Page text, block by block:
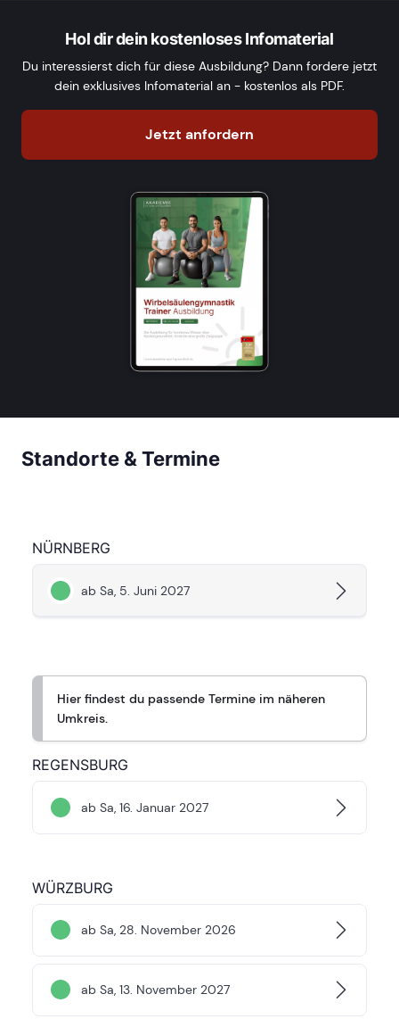
Hol dir dein kostenloses Infomaterial
Du interessierst dich für diese Ausbildung? Dann fordere jetzt
dein exklusives Infomaterial an - kostenlos als PDF.
Jetzt anfordern
Standorte & Termine
NÜRNBERG
ab Sa, 5. Juni 2027
Hier findest du passende Termine im näheren
Umkreis.
REGENSBURG
ab Sa, 16. Januar 2027
WÜRZBURG
ab Sa, 28. November 2026
ab Sa, 13. November 2027